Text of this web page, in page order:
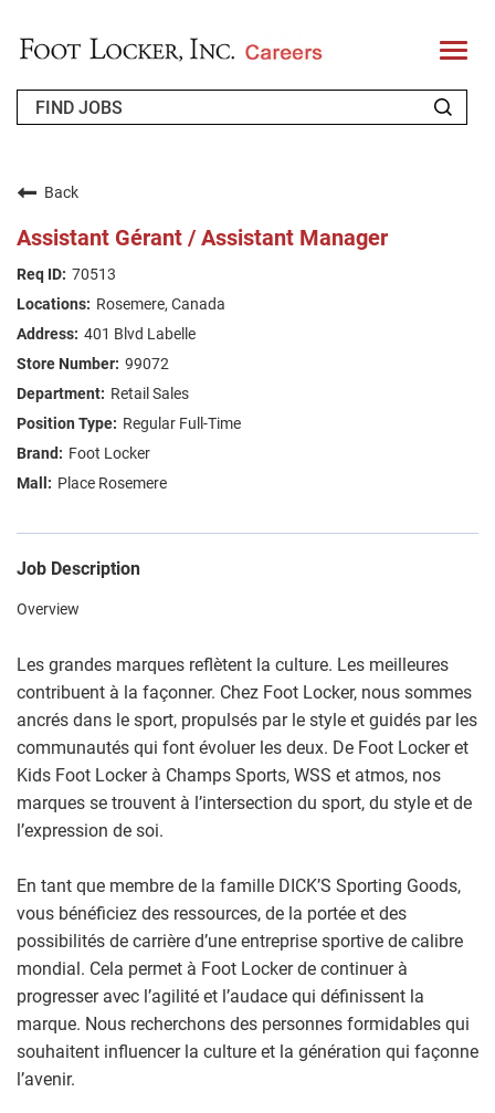
T
o
l
FAQS
JOIN OUR TALENT COMMUNITY
Back
Assistant Gérant / Assistant Manager
70513
Rosemere, Canada
401 Blvd Labelle
99072
Retail Sales
Regular Full-Time
Foot Locker
Place Rosemere
Job Description
Overview
Les grandes marques reflètent la culture. Les meilleures
contribuent à la façonner. Chez Foot Locker, nous sommes
ancrés dans le sport, propulsés par le style et guidés par les
communautés qui font évoluer les deux. De Foot Locker et
Kids Foot Locker à Champs Sports, WSS et atmos, nos
marques se trouvent à l’intersection du sport, du style et de
l’expression de soi.
En tant que membre de la famille DICK’S Sporting Goods,
vous bénéficiez des ressources, de la portée et des
possibilités de carrière d’une entreprise sportive de calibre
mondial. Cela permet à Foot Locker de continuer à
progresser avec l’agilité et l’audace qui définissent la
marque. Nous recherchons des personnes formidables qui
souhaitent influencer la culture et la génération qui façonne
l’avenir.